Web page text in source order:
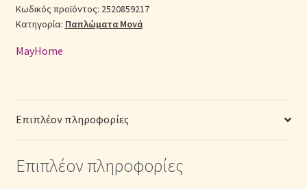
Σύνδεση
(Π:
160cm
Μ:
Γεωμετρικό
Κωδικός προϊόντος: 2520859217
Κατηγορία: Παπλώματα Μονά
MayHome
Επιπλέον πληροφορίες
Επιπλέον πληροφορίες